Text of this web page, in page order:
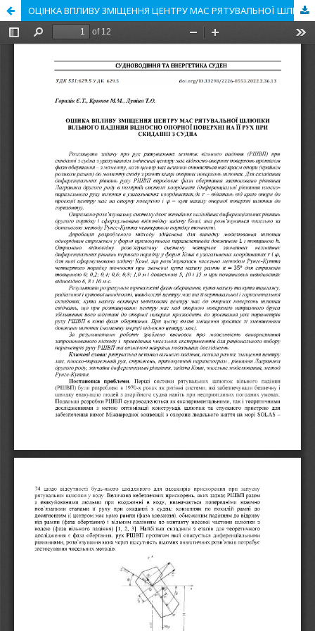
ОЦІНКА ВПЛИВУ ЗМІЩЕННЯ ЦЕНТРУ МАС РЯТУВАЛЬНОЇ ШЛЮПКИ ВІЛЬНОГО ПАДІННЯ ВІДНОСНО ОПОРНОЇ ПОВЕРХНІ НА ЇЇ РУХ ПРИ СКИДАННІ З СУДНА